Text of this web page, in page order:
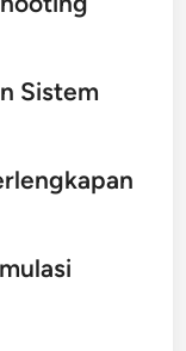
Sistem